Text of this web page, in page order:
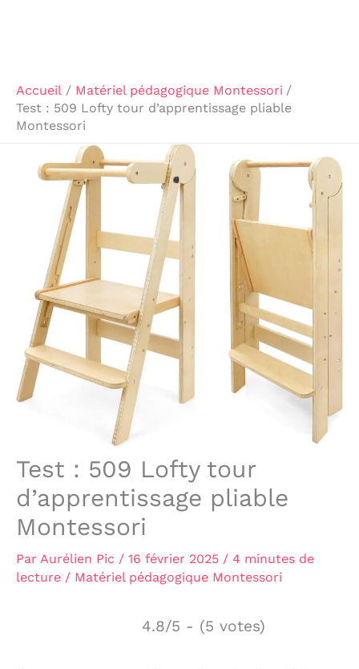
Accueil
Matériel pédagogique Montessori
Test : 509 Lofty tour d’apprentissage pliable
Montessori
Test : 509 Lofty tour
d’apprentissage pliable
Montessori
Par Aurélien Pic / 16 février 2025 / 4 minutes de
lecture / Matériel pédagogique Montessori
4.8/5 - (5 votes)